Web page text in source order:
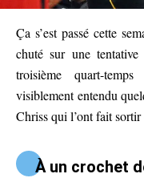
Ça s’est passé cette
chuté sur une
troisième quart-
visiblement entendu
Chriss qui l’ont fait sortir
À un crochet